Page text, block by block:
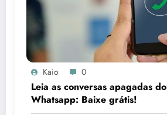
Kaio 0
Leia as conversas apagadas do
Whatsapp: Baixe grátis!